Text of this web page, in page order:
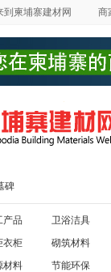
到柬埔寨建材网 商
碑
产品 卫浴洁具
衣柜
砌筑材料
材料
节能环保